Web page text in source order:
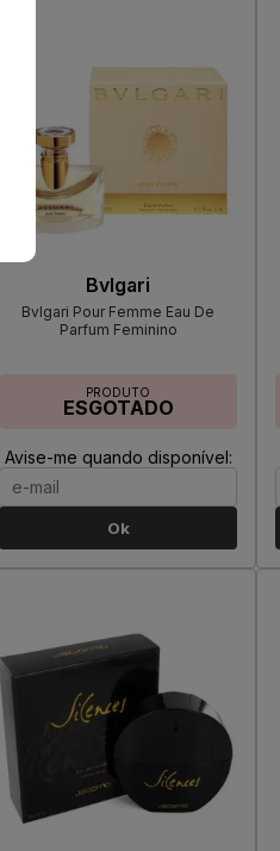
Bvlgari
Bvlgari Pour Femme Eau De
Parfum Feminino
PRODUTO
ESGOTADO
Avise-me quando disponível:
Ok